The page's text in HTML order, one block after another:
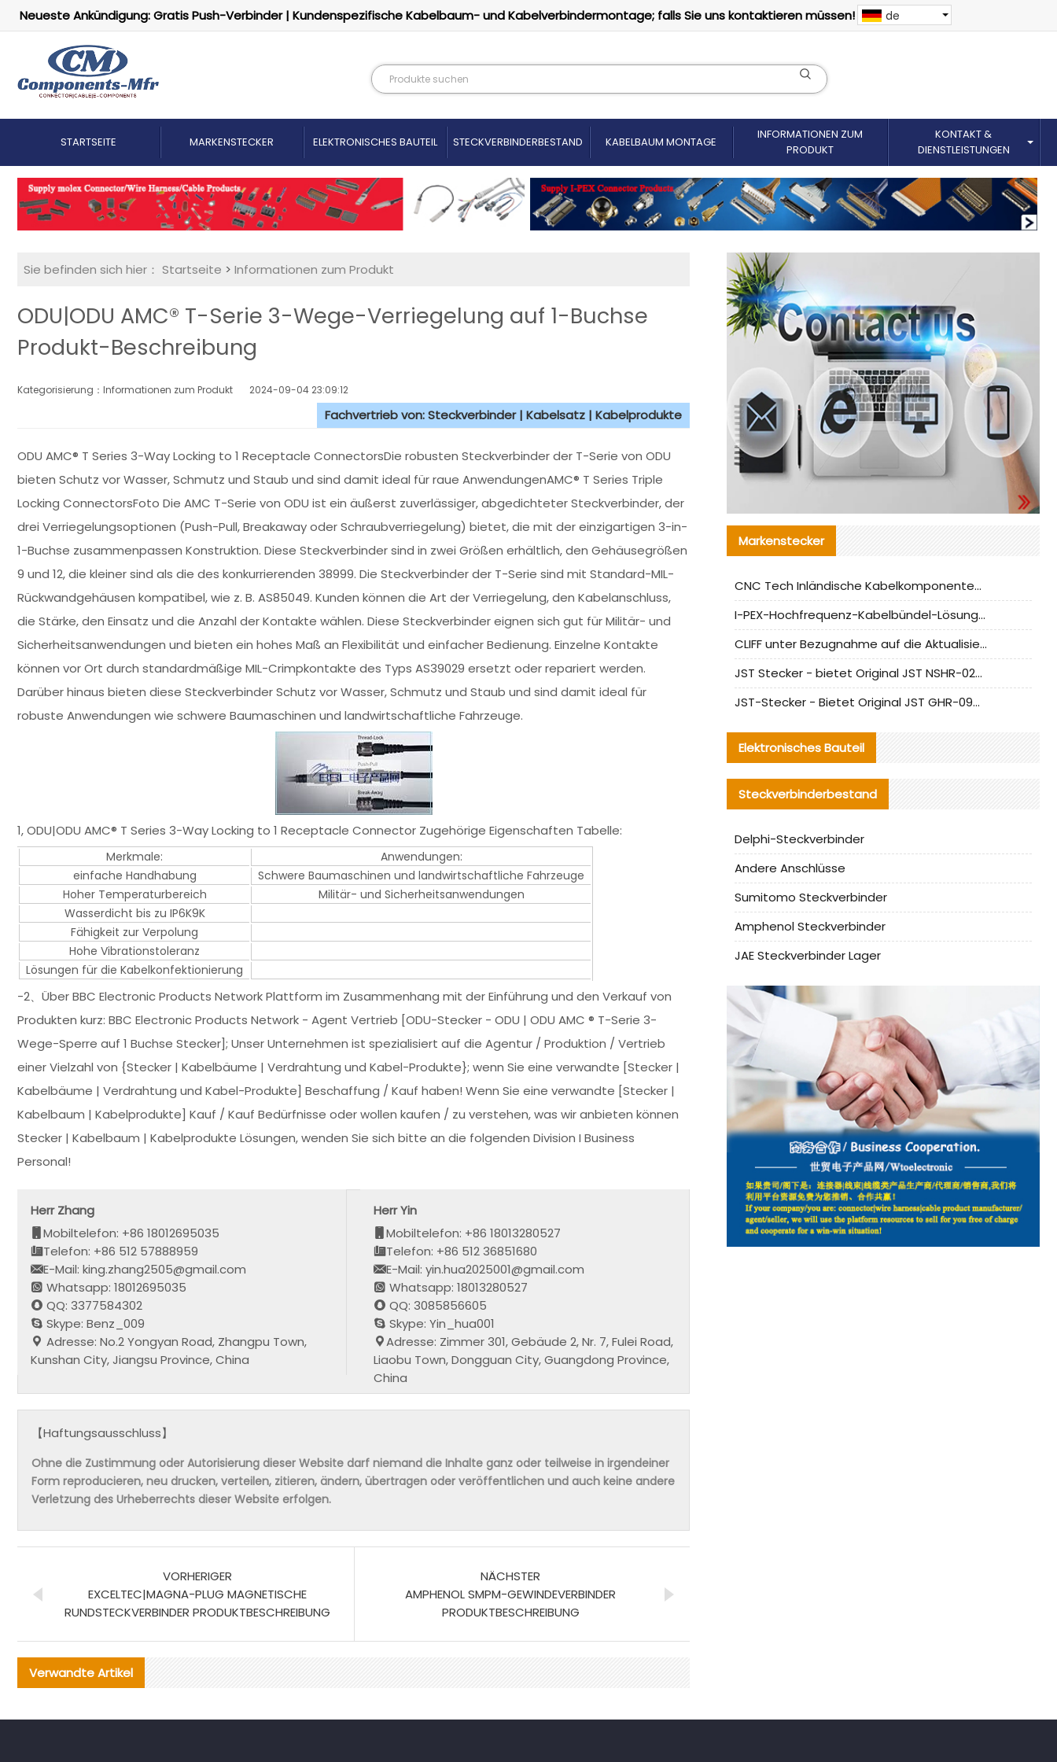
Neueste Ankündigung: Gratis Push-Verbinder | Kundenspezifische Kabelbaum- und Kabelverbindermontage; falls Sie uns kontaktieren müssen! de
STARTSEITE MARKENSTECKER ELEKTRONISCHES BAUTEIL STECKVERBINDERBESTAND KABELBAUM MONTAGE
INFORMATIONEN ZUM
PRODUKT
KONTAKT &
DIENSTLEISTUNGEN
Sie befinden sich hier： Startseite > Informationen zum Produkt
ODU|ODU AMC® T-Serie 3-Wege-Verriegelung auf 1-Buchse
Produkt-Beschreibung
Kategorisierung：Informationen zum Produkt 2024-09-04 23:09:12
Fachvertrieb von: Steckverbinder | Kabelsatz | Kabelprodukte
ODU AMC® T Series 3-Way Locking to 1 Receptacle ConnectorsDie robusten Steckverbinder der T-Serie von ODU
bieten Schutz vor Wasser, Schmutz und Staub und sind damit ideal für raue AnwendungenAMC® T Series Triple
Locking ConnectorsFoto Die AMC T-Serie von ODU ist ein äußerst zuverlässiger, abgedichteter Steckverbinder, der
drei Verriegelungsoptionen (Push-Pull, Breakaway oder Schraubverriegelung) bietet, die mit der einzigartigen 3-in-
1-Buchse zusammenpassen Konstruktion. Diese Steckverbinder sind in zwei Größen erhältlich, den Gehäusegrößen
9 und 12, die kleiner sind als die des konkurrierenden 38999. Die Steckverbinder der T-Serie sind mit Standard-MIL-
Rückwandgehäusen kompatibel, wie z. B. AS85049. Kunden können die Art der Verriegelung, den Kabelanschluss,
die Stärke, den Einsatz und die Anzahl der Kontakte wählen. Diese Steckverbinder eignen sich gut für Militär- und
Sicherheitsanwendungen und bieten ein hohes Maß an Flexibilität und einfacher Bedienung. Einzelne Kontakte
können vor Ort durch standardmäßige MIL-Crimpkontakte des Typs AS39029 ersetzt oder repariert werden.
Darüber hinaus bieten diese Steckverbinder Schutz vor Wasser, Schmutz und Staub und sind damit ideal für
robuste Anwendungen wie schwere Baumaschinen und landwirtschaftliche Fahrzeuge.
1, ODU|ODU AMC® T Series 3-Way Locking to 1 Receptacle Connector Zugehörige Eigenschaften Tabelle:
Merkmale:
Anwendungen:
einfache Handhabung
Schwere Baumaschinen und landwirtschaftliche Fahrzeuge
Hoher Temperaturbereich
Militär- und Sicherheitsanwendungen
Wasserdicht bis zu IP6K9K
Fähigkeit zur Verpolung
Hohe Vibrationstoleranz
Lösungen für die Kabelkonfektionierung
-2、Über BBC Electronic Products Network Plattform im Zusammenhang mit der Einführung und den Verkauf von
Produkten kurz: BBC Electronic Products Network - Agent Vertrieb [ODU-Stecker - ODU | ODU AMC ® T-Serie 3-
Wege-Sperre auf 1 Buchse Stecker]; Unser Unternehmen ist spezialisiert auf die Agentur / Produktion / Vertrieb
einer Vielzahl von {Stecker | Kabelbäume | Verdrahtung und Kabel-Produkte}; wenn Sie eine verwandte [Stecker |
Kabelbäume | Verdrahtung und Kabel-Produkte] Beschaffung / Kauf haben! Wenn Sie eine verwandte [Stecker |
Kabelbaum | Kabelprodukte] Kauf / Kauf Bedürfnisse oder wollen kaufen / zu verstehen, was wir anbieten können
Stecker | Kabelbaum | Kabelprodukte Lösungen, wenden Sie sich bitte an die folgenden Division I Business
Personal!
Herr Zhang
Mobiltelefon: +86 18012695035
Telefon: +86 512 57888959
E-Mail: king.zhang2505@gmail.com
Whatsapp: 18012695035
QQ: 3377584302
Skype: Benz_009
Adresse: No.2 Yongyan Road, Zhangpu Town,
Kunshan City, Jiangsu Province, China
Herr Yin
Mobiltelefon: +86 18013280527
Telefon: +86 512 36851680
E-Mail: yin.hua2025001@gmail.com
Whatsapp: 18013280527
QQ: 3085856605
Skype: Yin_hua001
Adresse: Zimmer 301, Gebäude 2, Nr. 7, Fulei Road,
Liaobu Town, Dongguan City, Guangdong Province,
China
【Haftungsausschluss】
Ohne die Zustimmung oder Autorisierung dieser Website darf niemand die Inhalte ganz oder teilweise in irgendeiner
Form reproducieren, neu drucken, verteilen, zitieren, ändern, übertragen oder veröffentlichen und auch keine andere
Verletzung des Urheberrechts dieser Website erfolgen.
VORHERIGER
EXCELTEC|MAGNA-PLUG MAGNETISCHE
RUNDSTECKVERBINDER PRODUKTBESCHREIBUNG
NÄCHSTER
AMPHENOL SMPM-GEWINDEVERBINDER
PRODUKTBESCHREIBUNG
Verwandte Artikel
Markenstecker
CNC Tech Inländische Kabelkomponentenbewertung und Massenproduktionsanpassungsanleitung
I-PEX-Hochfrequenz-Kabelbündel-Lösung für die heimische Produktion analysiert
CLIFF unter Bezugnahme auf die Aktualisierung der chinesischen Stecker-Testnormen
JST Stecker - bietet Original JST NSHR-02V-S Stecker und Ersatzteile an
JST-Stecker - Bietet Original JST GHR-09V-S Stecker und Ersatzteile an
Elektronisches Bauteil
Steckverbinderbestand
Delphi-Steckverbinder
Andere Anschlüsse
Sumitomo Steckverbinder
Amphenol Steckverbinder
JAE Steckverbinder Lager